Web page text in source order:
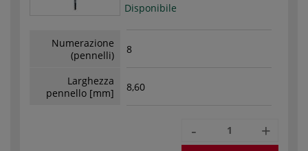
Disponibile
Numerazione
(pennelli)
8
Larghezza
pennello [mm]
8,60
- +